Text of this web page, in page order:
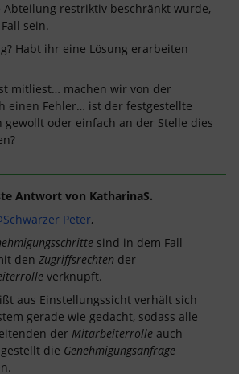
Abteilung restriktiv beschränkt wurde,
sein.
Habt ihr eine Lösung erarbeiten
mitliest… machen wir von der
einen Fehler… ist der festgestellte
gewollt oder einfach an der Stelle dies
Antwort von KatharinaS.
Peter,
sind in dem Fall
den Zugriffsrechten der
verknüpft.
aus Einstellungssicht verhält sich
gerade wie gedacht, sodass alle
der Mitarbeiterrolle auch
die Genehmigungsanfrage